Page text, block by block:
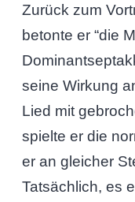
Zurück zum
betonte er “die
seine Wirkung
Lied mit
spielte er die
er an gleicher
Tatsächlich, es